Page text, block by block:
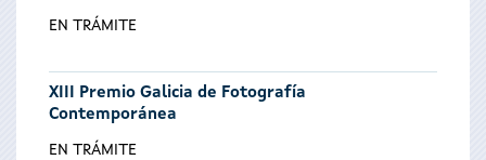
EN TRÁMITE
XIII Premio Galicia de Fotografía
Contemporánea
EN TRÁMITE